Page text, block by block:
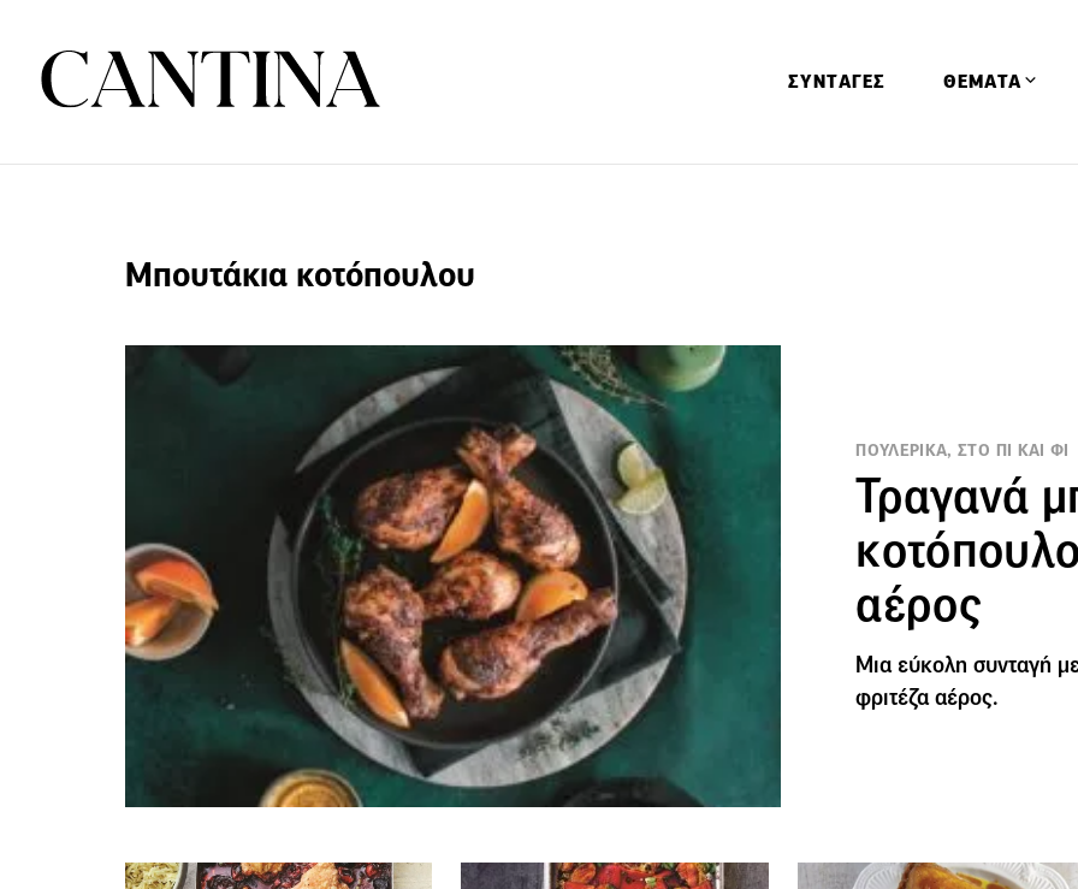
ΣΥΝΤΑΓΕΣ ΘΕΜΑΤΑ
Υγεία &
Μπουτάκια κοτόπουλου
ΠΟΥΛΕΡΙΚΑ, ΣΤΟ ΠΙ ΚΑΙ ΦΙ
Τραγανά
αέρος
Μια εύκολη συνταγή
φριτέζα αέρος.